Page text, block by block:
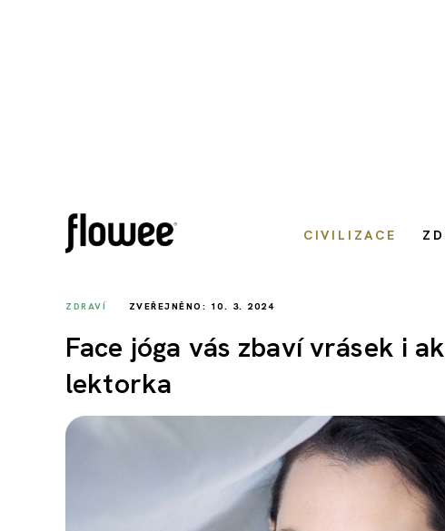
CIVILIZACE
ZDRAVÍ ZVEŘEJNĚNO: 10. 3. 2024
Face jóga vás zbaví vrásek i
lektorka